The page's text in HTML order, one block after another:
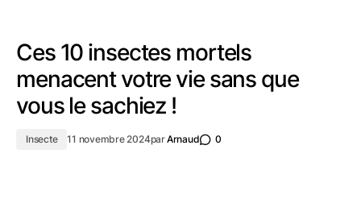
Ces 10 insectes mortels
menacent votre vie sans que
vous le sachiez !
Insecte 11 novembre 2024parArnaud 0